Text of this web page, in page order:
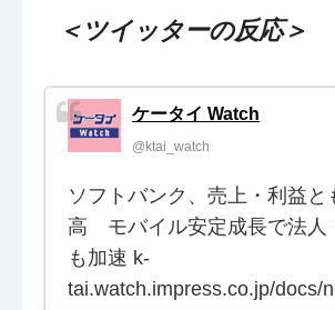
＜ツイッターの反応＞
ケータイ Watch
@ktai_watch
ソフトバンク、売上・利益と
高 モバイル安定成長で法人
も加速 k-
tai.watch.impress.co.jp/docs/